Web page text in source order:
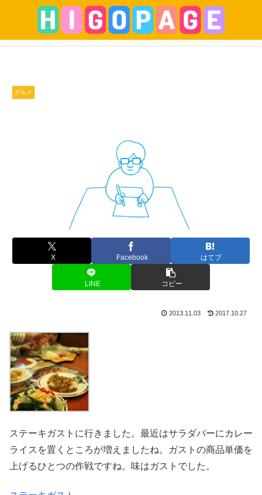
グルメ
X Facebook はてブ
LINE コピー
2013.11.03 2017.10.27
ステーキガストに行きました。最近はサラダバーにカレー
ライスを置くところが増えましたね。ガストの商品単価を
上げるひとつの作戦ですね。味はガストでした。